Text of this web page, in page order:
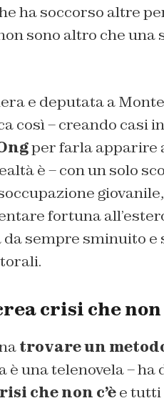
ha soccorso altre
sono altro che
e deputata a
così – creando casi
per farla apparire
è – con un solo
fortuna
sempre sminuito
crisi che non
trovare un
è una telenovela –
che non c’èe tutti